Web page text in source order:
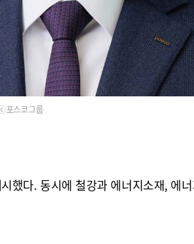
포스코그룹
했다. 동시에 철강과 에너지소재, 에